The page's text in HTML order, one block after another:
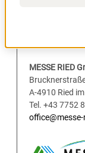
MESSE RIED
A-4910 Ried
Tel. +43 7752